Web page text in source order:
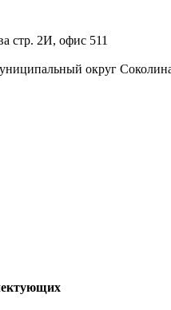
стр. 2И, офис 511
округ